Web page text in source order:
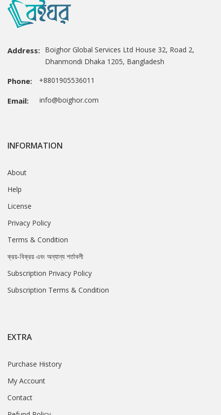
Address: Boighor Global Services Ltd House 32, Road 2,
Dhanmondi Dhaka 1205, Bangladesh
Phone: +8801905536011
Email: info@boighor.com
INFORMATION
About
Help
License
Privacy Policy
Terms & Condition
ক্রয়-বিক্রয় এবং অন্যান্য শর্তাবলী
Subscription Privacy Policy
Subscription Terms & Condition
EXTRA
Purchase History
My Account
Contact